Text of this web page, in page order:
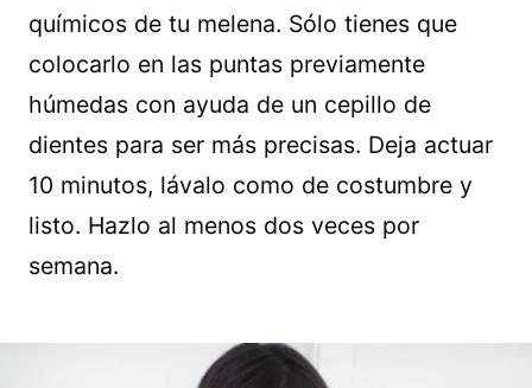
químicos de tu melena. Sólo tienes que
colocarlo en las puntas previamente
húmedas con ayuda de un cepillo de
dientes para ser más precisas. Deja actuar
10 minutos, lávalo como de costumbre y
listo. Hazlo al menos dos veces por
semana.